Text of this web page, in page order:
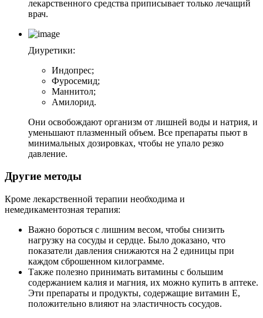
лекарственного средства приписывает только лечащий
врач.
Диуретики:
Индопрес;
Фуросемид;
Маннитол;
Амилорид.
Они освобождают организм от лишней воды и натрия, и
уменьшают плазменный объем. Все препараты пьют в
минимальных дозировках, чтобы не упало резко
давление.
Другие методы
Кроме лекарственной терапии необходима и
немедикаментозная терапия:
Важно бороться с лишним весом, чтобы снизить
нагрузку на сосуды и сердце. Было доказано, что
показатели давления снижаются на 2 единицы при
каждом сброшенном килограмме.
Также полезно принимать витамины с большим
содержанием калия и магния, их можно купить в аптеке.
Эти препараты и продукты, содержащие витамин Е,
положительно влияют на эластичность сосудов.